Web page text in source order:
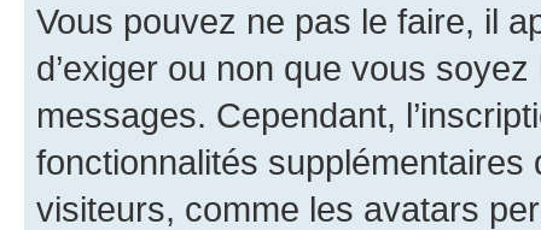
Vous pouvez ne pas le faire, il
d’exiger ou non que vous
messages. Cependant,
fonctionnalités
visiteurs, comme les avatars